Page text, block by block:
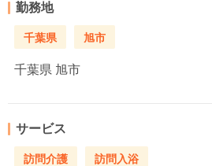
勤務地
千葉県 旭市
千葉県 旭市
サービス
訪問介護 訪問入浴